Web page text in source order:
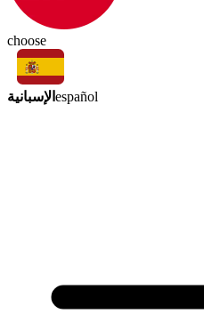
choose
الإسبانية español